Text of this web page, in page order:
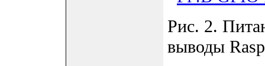
Рис. 2.
выводы